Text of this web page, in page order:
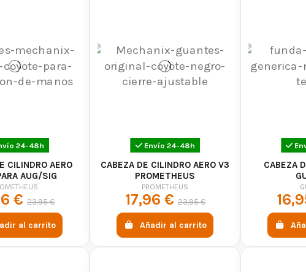
24-48h
CILINDRO AERO
AUG/SIG
€23,95 €
al carrito
Envío 24-48h
CABEZA DE CILINDRO AERO V3
PROMETHEUS
PROMETHEUS
17,96 € 23,95 €
Añadir al carrito
CABEZA